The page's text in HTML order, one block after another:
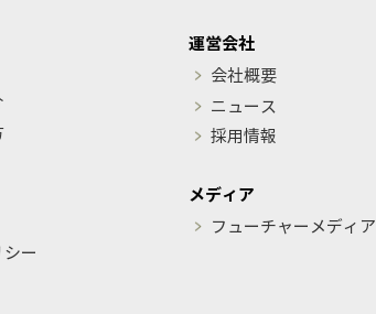
ー
運営会社
会社概要
ニュース
採用情報
メディア
フューチャーメディア